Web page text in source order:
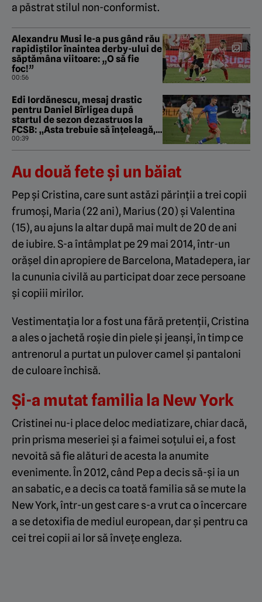
a păstrat stilul non-conformist.
Alexandru Musi le-a pus gând rău
rapidiștilor înaintea derby-ului de
săptămâna viitoare: „O să fie
foc!”
00:56
Edi Iordănescu, mesaj drastic
pentru Daniel Bîrligea după
startul de sezon dezastruos la
FCSB: „Asta trebuie să înțeleagă,
înainte de orice!”
00:39
Au două fete și un băiat
Pep şi Cristina, care sunt astăzi părinţii a trei copii
frumoşi, Maria (22 ani), Marius (20) şi Valentina
(15), au ajuns la altar după mai mult de 20 de ani
de iubire. S-a întâmplat pe 29 mai 2014, într-un
orăşel din apropiere de Barcelona, Matadepera, iar
la cununia civilă au participat doar zece persoane
şi copiii mirilor.
Vestimentaţia lor a fost una fără pretenţii, Cristina
a ales o jachetă roşie din piele şi jeanşi, în timp ce
antrenorul a purtat un pulover camel şi pantaloni
de culoare închisă.
Și-a mutat familia la New York
Cristinei nu-i place deloc mediatizare, chiar dacă,
prin prisma meseriei și a faimei soțului ei, a fost
nevoită să fie alături de acesta la anumite
evenimente. În 2012, când Pep a decis să-și ia un
an sabatic, e a decis ca toată familia să se mute la
New York, într-un gest care s-a vrut ca o încercare
a se detoxifia de mediul european, dar şi pentru ca
cei trei copii ai lor să înveţe engleza.